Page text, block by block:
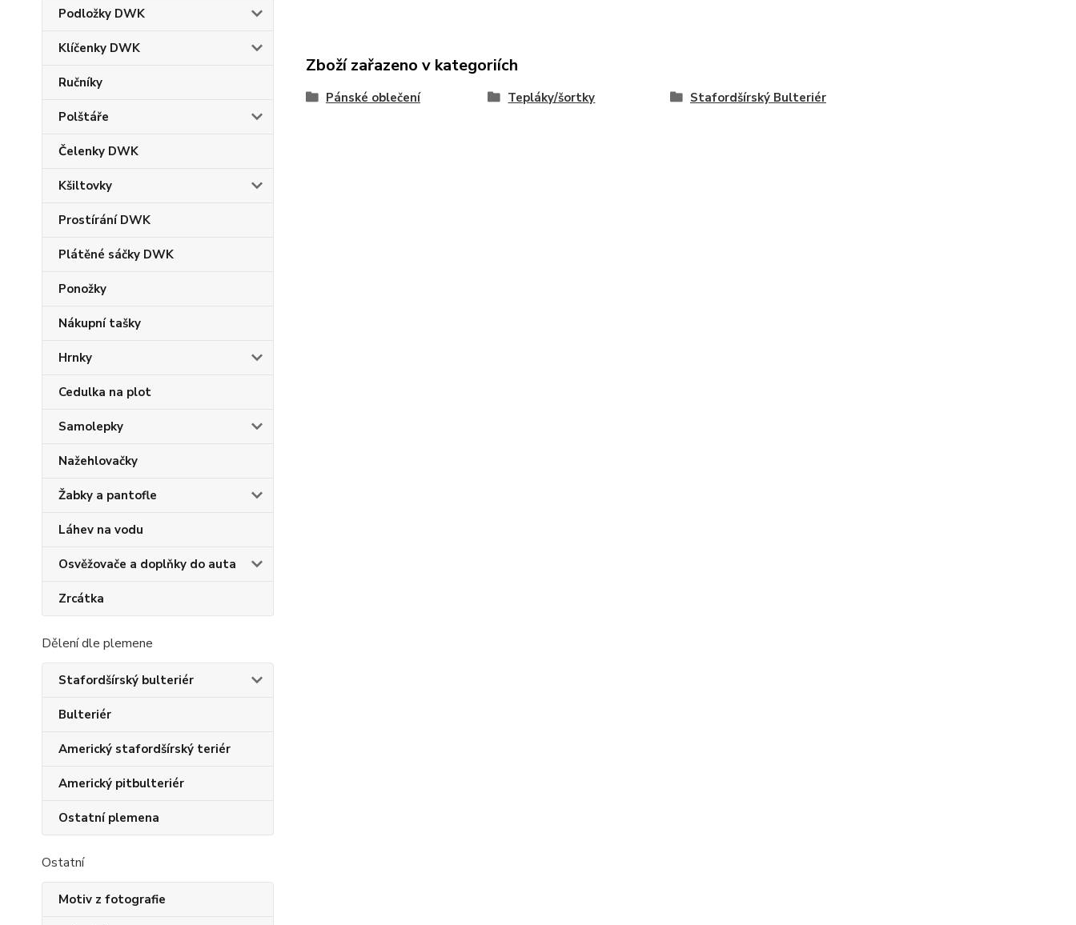
Podložky DWK
Klíčenky DWK
Ručníky
Polštáře
Čelenky DWK
Kšiltovky
Prostírání DWK
Plátěné sáčky DWK
Ponožky
Nákupní tašky
Hrnky
Cedulka na plot
Samolepky
Nažehlovačky
Žabky a pantofle
Láhev na vodu
Osvěžovače a doplňky do auta
Zrcátka
Dělení dle plemene
Stafordšírský bulteriér
Bulteriér
Americký stafordšírský teriér
Americký pitbulteriér
Ostatní plemena
Ostatní
Motiv z fotografie
Zboží zařazeno v kategoriích
Pánské oblečení Tepláky/šortky Stafordšírský Bulteriér